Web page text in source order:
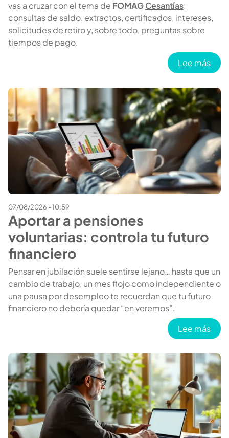
vas a cruzar con el tema de FOMAGCesantías:
consultas de saldo, extractos, certificados, intereses,
solicitudes de retiro y, sobre todo, preguntas sobre
tiempos de pago.
Lee más
07/08/2026 - 10:59
Aportar a pensiones
voluntarias: controla tu futuro
financiero
Pensar en jubilación suele sentirse lejano… hasta que un
cambio de trabajo, un mes flojo como independiente o
una pausa por desempleo te recuerdan que tu futuro
financiero no debería quedar “en veremos”.
Lee más